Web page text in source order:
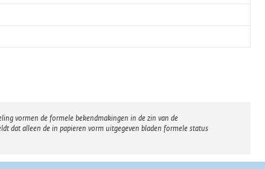
vormen de formele bekendmakingen in de zin van de
dat alleen de in papieren vorm uitgegeven bladen formele status